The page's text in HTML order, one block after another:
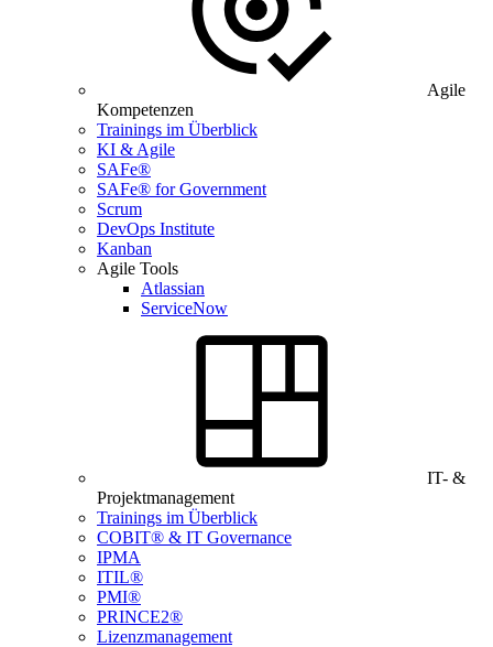
Agile
Kompetenzen
Trainings im Überblick
KI & Agile
SAFe®
SAFe® for Government
Scrum
DevOps Institute
Kanban
Agile Tools
Atlassian
ServiceNow
IT- &
Projektmanagement
Trainings im Überblick
COBIT® & IT Governance
IPMA
ITIL®
PMI®
PRINCE2®
Lizenzmanagement